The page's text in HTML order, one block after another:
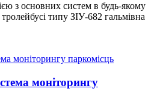
з основних систем в будь-якому
типу ЗІУ-682 гальмівна
моніторингу